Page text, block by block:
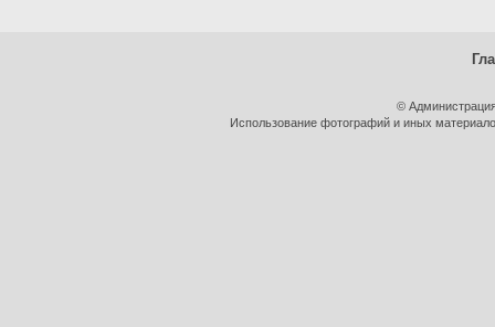
©
Использование фотографий и иных